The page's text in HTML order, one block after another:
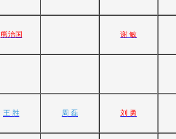
熊治国 谢 敏
王 胜 周 磊 刘 勇